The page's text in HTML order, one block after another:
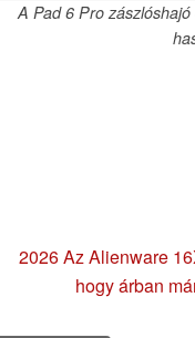
A Pad 6 Pro
2026 Az Alienware
hogy árban